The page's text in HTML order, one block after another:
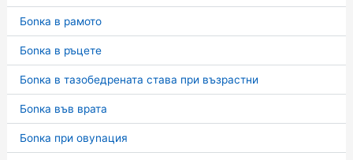
Боnка в рамото
Боnка в ръцете
Боnка в тазобедрената става при възрастни
Боnка във врата
Боnка при овуnация